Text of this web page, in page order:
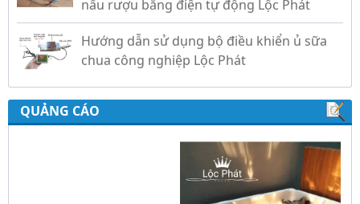
Hướng dẫn sử dụng bộ điều khiển ủ sữa
chua công nghiệp Lộc Phát
Hướng dẫn sử dụng bộ điều khiển độ ẩm
gold, nhiệt độ và ánh sáng tự động Lộc
Phát
QUẢNG CÁO